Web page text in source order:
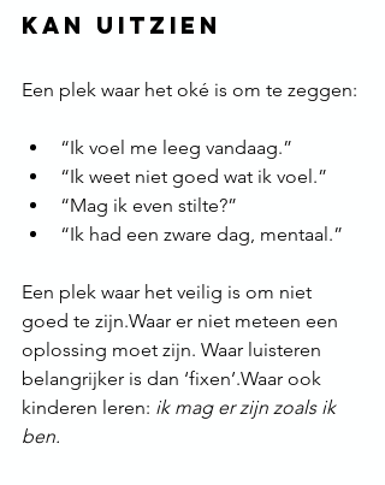
kan uitzien
Een plek waar het oké is om te zeggen:
“Ik voel me leeg vandaag.”
“Ik weet niet goed wat ik voel.”
“Mag ik even stilte?”
“Ik had een zware dag, mentaal.”
Een plek waar het veilig is om niet
goed te zijn.Waar er niet meteen een
oplossing moet zijn. Waar luisteren
belangrijker is dan ‘fixen’.Waar ook
kinderen leren: ik mag er zijn zoals ik
ben.